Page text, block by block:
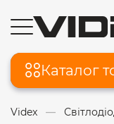
Каталог
Videx